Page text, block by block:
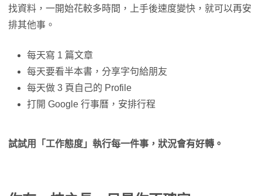
找資料，一開始花較多時間，上手後速度變快，就可以再安
排其他事。
每天寫 1 篇文章
每天要看半本書，分享字句給朋友
每天做 3 頁自己的 Profile
打開 Google 行事曆，安排行程
試試用「工作態度」執行每一件事，狀況會有好轉。